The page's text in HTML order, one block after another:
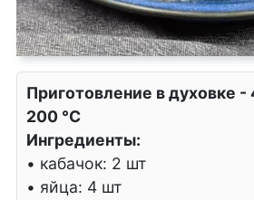
Приготовление в духовке -
200 °C
Ингредиенты:
• кабачок: 2 шт
• яйца: 4 шт